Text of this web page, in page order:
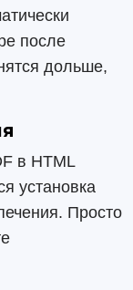
после
дольше,
в HTML
установка
Просто